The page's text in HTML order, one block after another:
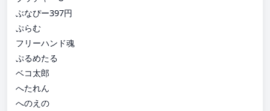
ぶなぴー397円
ぷらむ
フリーハンド魂
ぷるめたる
ベコ太郎
へたれん
へのえの